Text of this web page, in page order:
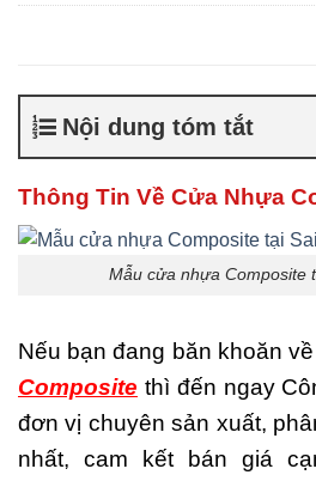
Nội dung tóm tắt
Thông Tin Về Cửa Nhựa
Mẫu cửa nhựa Composite
Nếu bạn đang băn khoăn
Composite thì đến ngay
đơn vị chuyên sản xuất,
nhất, cam kết bán giá